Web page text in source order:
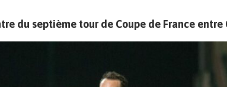
du septième tour de Coupe de France